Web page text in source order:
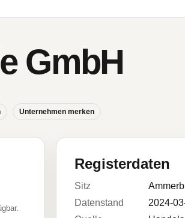
GmbH
Unternehmen merken
Registerdaten
Sitz
Datenstand
2024-